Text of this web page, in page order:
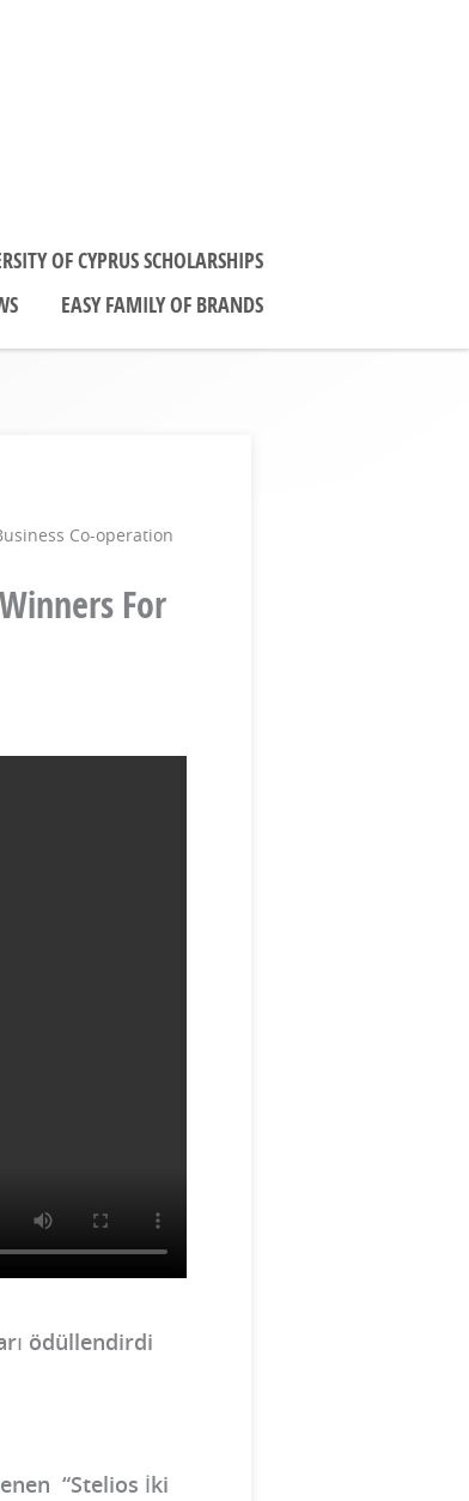
OF CYPRUS SCHOLARSHIPS
EASY FAMILY OF BRANDS
Co-operation
For
ödüllendirdi
“Stelios İki